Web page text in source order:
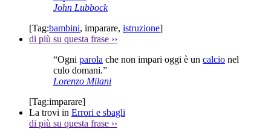
John Lubbock
[Tag:bambini, imparare, istruzione]
di più su questa frase ››
“Ogni parola che non impari oggi è un calcio nel
culo domani.”
Lorenzo Milani
[Tag:imparare]
La trovi in Errori e sbagli
di più su questa frase ››